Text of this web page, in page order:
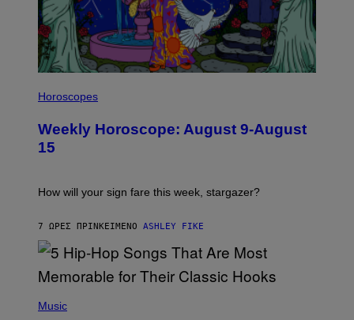
E
S
L
S
T
R
I
B
R
E
S
Horoscopes
Weekly Horoscope: August 9-August
15
How will your sign fare this week, stargazer?
7 ΏΡΕΣ ΠΡΙΝΚΕΊΜΕΝΟ ASHLEY FIKE
PMusic